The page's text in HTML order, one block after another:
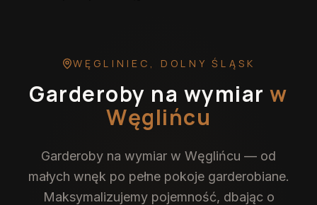
WĘGLINIEC , DOLNY ŚLĄSK
Garderoby na wymiar w
Węglińcu
Garderoby na wymiar w Węglińcu — od
małych wnęk po pełne pokoje garderobiane.
Maksymalizujemy pojemność, dbając o